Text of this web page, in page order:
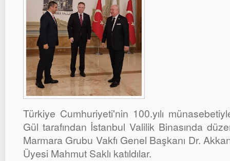
Türkiye Cumhuriyeti'nin 100.yılı
Gül tarafından İstanbul Valilik Binasında
Marmara Grubu Vakfı Genel Başkanı Dr.
Üyesi Mahmut Saklı katıldılar.